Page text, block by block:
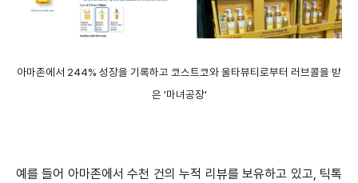
아마존에서 244% 성장을 기록하고 코스트코와 울타뷰티로부터 러브콜을 받
은 '마녀공장'
예를 들어 아마존에서 수천 건의 누적 리뷰를 보유하고 있고, 틱톡